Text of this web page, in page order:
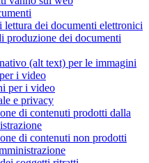
lettura dei documenti elettronici
produzione dei documenti
(alt text) per le immagini
i video
per i video
e privacy
di contenuti prodotti dalla
di contenuti non prodotti